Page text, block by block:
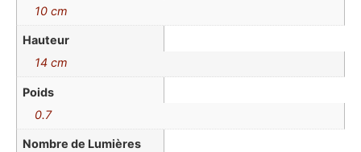
10 cm
Hauteur
14 cm
Poids
0.7
Nombre de Lumières